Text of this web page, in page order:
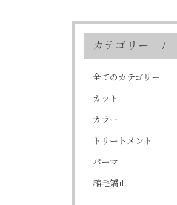
カテゴリー
全てのカテゴリー
カット
カラー
トリートメント
パーマ
縮毛矯正